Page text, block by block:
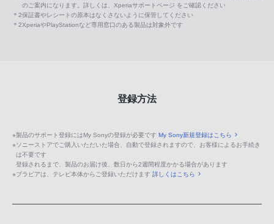
のご案内になります。詳しくは、Xperiaサポートページ をご確認ください
＊2保証書やレシートの原本はなくさないように保管してください
＊2XperiaやPlayStationなど専用窓口のある製品は対象外です
登録方法
※製品のサポート登録にはMy Sonyの登録が必要です My Sony新規登録はこちら
※ソニーストアでご購入いただいた場合、自動で登録されますので、お客様によるお手続き
は不要です
登録されるまで、製品のお届け後、数日から2週間程度かかる場合があります
※ブラビアは、テレビ本体からご登録いただけます 詳しくはこちら